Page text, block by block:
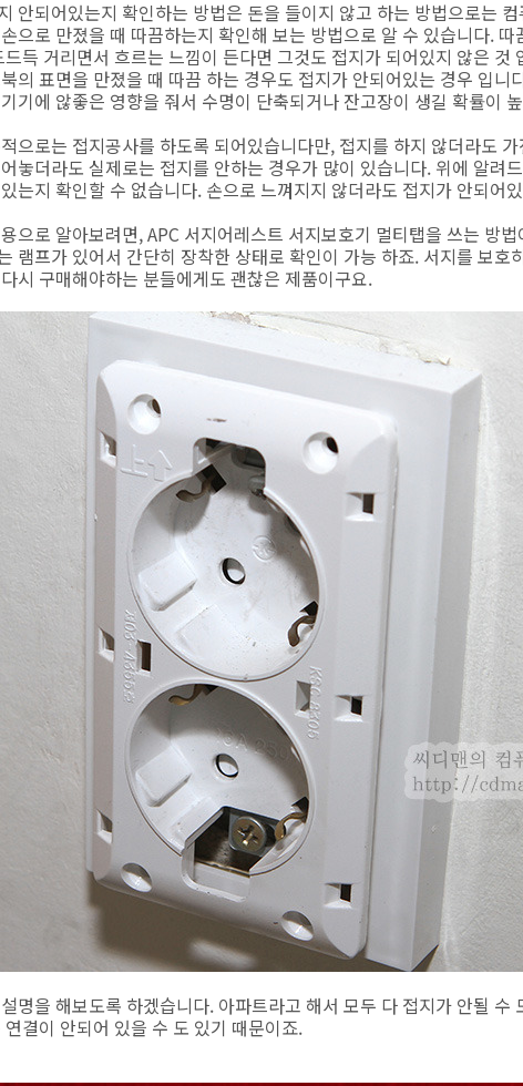
안되어있는지 확인하는 방법은 돈을 들이지 않고 하는 방법으로는
으로 만졌을 때 따끔하는지 확인해 보는 방법으로 알 수 있습니다.
득 거리면서 흐르는 느낌이 든다면 그것도 접지가 되어있지 않은 것
의 표면을 만졌을 때 따끔 하는 경우도 접지가 안되어있는 경우 입니
기에 않좋은 영향을 줘서 수명이 단축되거나 잔고장이 생길 확률이
으로는 접지공사를 하도록 되어있습니다만, 접지를 하지 않더라도
놓더라도 실제로는 접지를 안하는 경우가 많이 있습니다. 위에 알려
는지 확인할 수 없습니다. 손으로 느껴지지 않더라도 접지가 안되어
으로 알아보려면, APC 서지어레스트 서지보호기 멀티탭을 쓰는 방
램프가 있어서 간단히 장착한 상태로 확인이 가능 하죠. 서지를 보호
시 구매해야하는 분들에게도 괜찮은 제품이구요.
명을 해보도록 하겠습니다. 아파트라고 해서 모두 다 접지가 안될 수
결이 안되어 있을 수 도 있기 때문이죠.